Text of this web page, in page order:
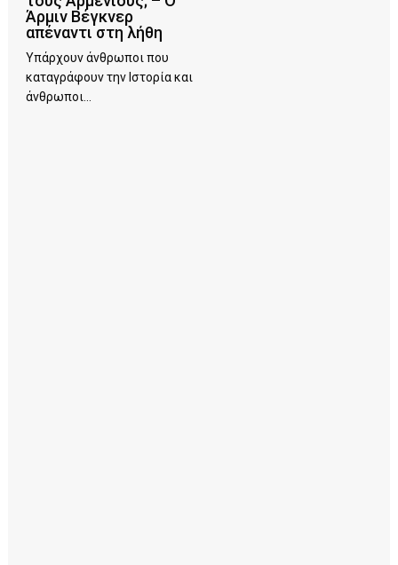
Άρμιν Βέγκνερ
απέναντι στη λήθη
Υπάρχουν άνθρωποι που
καταγράφουν την Ιστορία και
άνθρωποι...